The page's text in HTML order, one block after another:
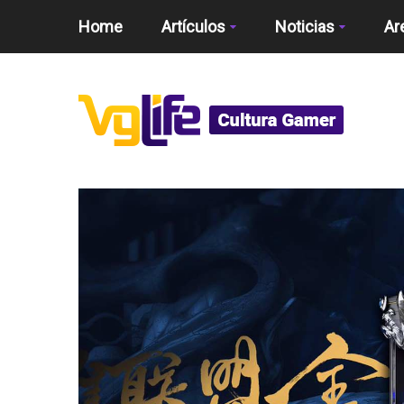
Home Artículos Noticias